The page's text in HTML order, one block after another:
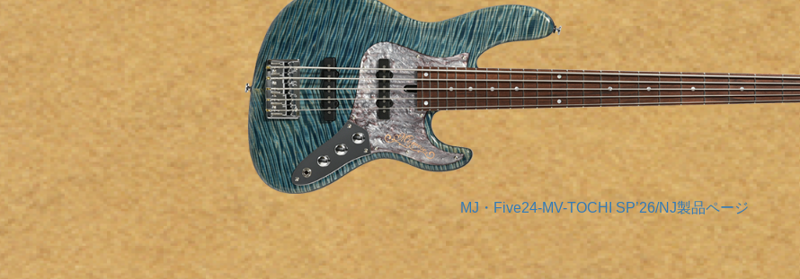
Deviser
Specification
アクセサリ・
パーツ
DeviseR MI
MOJO TONE
Tim Bud
Rayross Bridge
お店を探す
都道府県から探
す
海外から探す
イザー
がゆく
ギター
ショッ
プ巡り
その他
お客様
サポー
ト
製品保
サイト
マップ
お問い
合わせ
個人情
報取り
扱い
MJ・Five24-MV-TOCHI SP’26/NJ製品ページ